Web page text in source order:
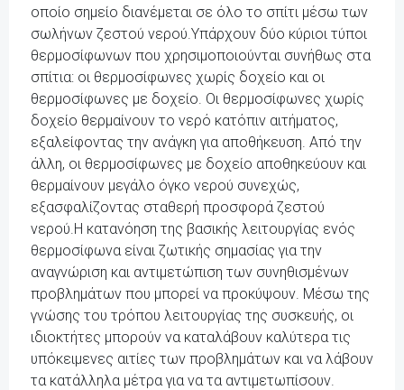
οποίο σημείο διανέμεται σε όλο το σπίτι μέσω των
σωλήνων ζεστού νερού.Υπάρχουν δύο κύριοι τύποι
θερμοσίφωνων που χρησιμοποιούνται συνήθως στα
σπίτια: οι θερμοσίφωνες χωρίς δοχείο και οι
θερμοσίφωνες με δοχείο. Οι θερμοσίφωνες χωρίς
δοχείο θερμαίνουν το νερό κατόπιν αιτήματος,
εξαλείφοντας την ανάγκη για αποθήκευση. Από την
άλλη, οι θερμοσίφωνες με δοχείο αποθηκεύουν και
θερμαίνουν μεγάλο όγκο νερού συνεχώς,
εξασφαλίζοντας σταθερή προσφορά ζεστού
νερού.Η κατανόηση της βασικής λειτουργίας ενός
θερμοσίφωνα είναι ζωτικής σημασίας για την
αναγνώριση και αντιμετώπιση των συνηθισμένων
προβλημάτων που μπορεί να προκύψουν. Μέσω της
γνώσης του τρόπου λειτουργίας της συσκευής, οι
ιδιοκτήτες μπορούν να καταλάβουν καλύτερα τις
υπόκειμενες αιτίες των προβλημάτων και να λάβουν
τα κατάλληλα μέτρα για να τα αντιμετωπίσουν.